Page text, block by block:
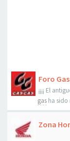
Foro
¡¡¡¡ El
gas ha sido
Zona